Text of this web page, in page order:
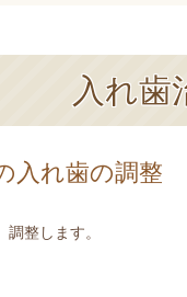
入れ歯
入れ歯の調整
整します。